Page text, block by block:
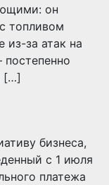
он
топливом
за атак на
[…]
бизнеса,
с 1 июля
платежа